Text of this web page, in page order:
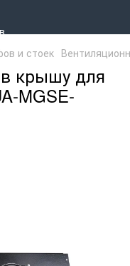
и стоек
крышу для
MGSE-